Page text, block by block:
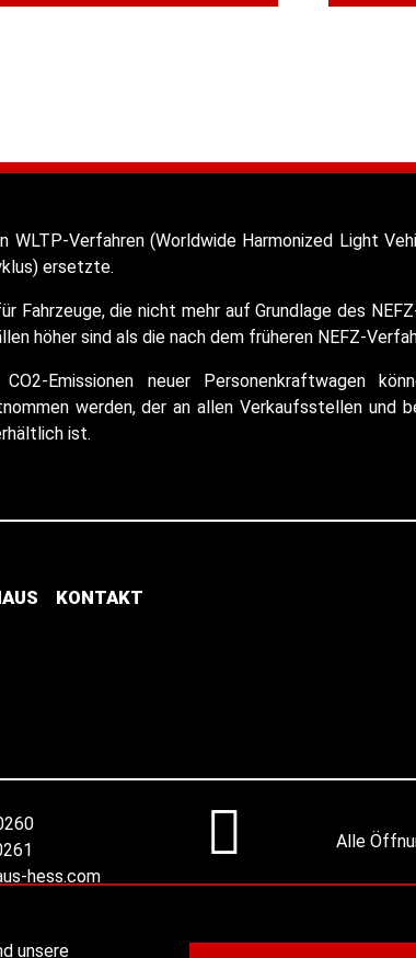
unsere
WLTP-Verfahren (Worldwide Harmonized Light
ersetzte.
die nicht mehr auf Grundlage des
höher sind als die nach dem früheren NEFZ-
Emissionen neuer Personenkraftwagen
werden, der an allen Verkaufsstellen und
ist.
KONTAKT
hess.com
Alle